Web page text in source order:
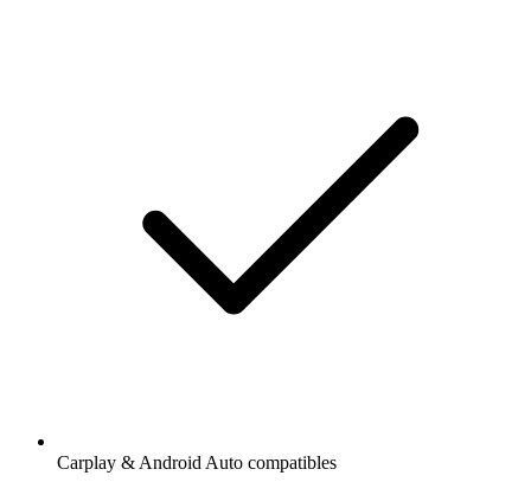
Carplay & Android Auto compatibles